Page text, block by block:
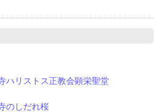
ハリストス正教会顕栄聖堂
のしだれ桜